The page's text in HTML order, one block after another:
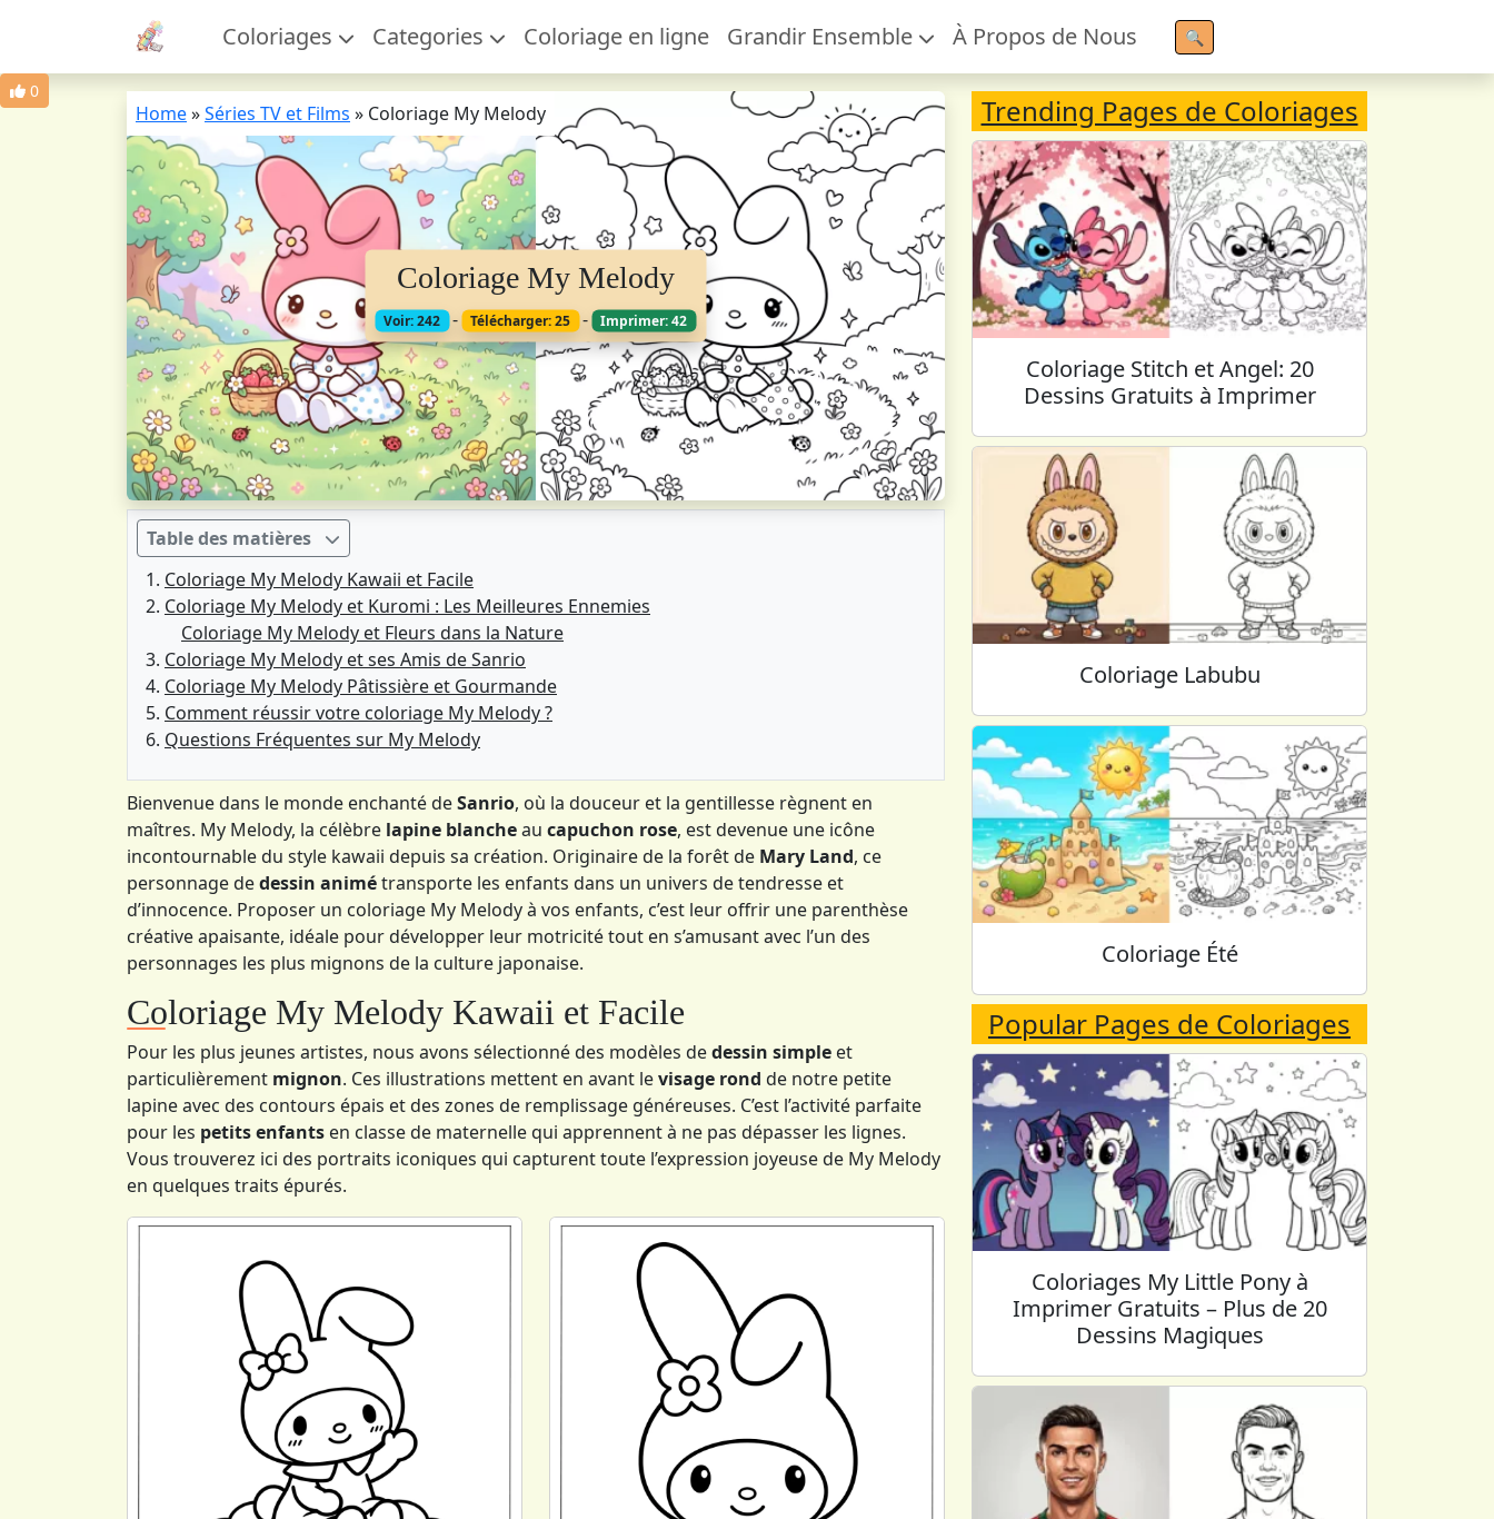
Coloriages Categories Coloriage en ligne Grandir Ensemble À Propos de Nous 🔍
0
Home»Séries TV et Films » Coloriage My Melody
Coloriage My Melody
Voir: 242 - Télécharger: 25 - Imprimer: 42
Table des matières
Coloriage My Melody Kawaii et Facile
Coloriage My Melody et Kuromi : Les Meilleures Ennemies
Coloriage My Melody et Fleurs dans la Nature
Coloriage My Melody et ses Amis de Sanrio
Coloriage My Melody Pâtissière et Gourmande
Comment réussir votre coloriage My Melody ?
Questions Fréquentes sur My Melody
Bienvenue dans le monde enchanté deSanrio, où la douceur et la gentillesse règnent en
maîtres. My Melody, la célèbre lapine blancheau capuchon rose, est devenue une icône
incontournable du style kawaii depuis sa création. Originaire de la forêt de Mary Land, ce
personnage dedessin animétransporte les enfants dans un univers de tendresse et
d’innocence. Proposer un coloriage My Melody à vos enfants, c’est leur offrir une parenthèse
créative apaisante, idéale pour développer leur motricité tout en s’amusant avec l’un des
personnages les plus mignons de la culture japonaise.
Coloriage My Melody Kawaii et Facile
Pour les plus jeunes artistes, nous avons sélectionné des modèles dedessin simple et
particulièrement mignon. Ces illustrations mettent en avant levisage rond de notre petite
lapine avec des contours épais et des zones de remplissage généreuses. C’est l’activité parfaite
pour les petits enfants en classe de maternelle qui apprennent à ne pas dépasser les lignes.
Vous trouverez ici des portraits iconiques qui capturent toute l’expression joyeuse de My Melody
en quelques traits épurés.
Trending Pages de Coloriages
Coloriage Stitch et Angel: 20
Dessins Gratuits à Imprimer
Coloriage Labubu
Coloriage Été
Popular Pages de Coloriages
Coloriages My Little Pony à
Imprimer Gratuits – Plus de 20
Dessins Magiques